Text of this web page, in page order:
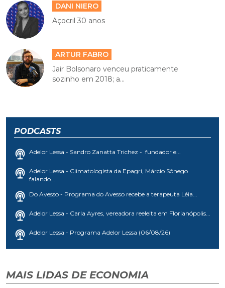
DANI NIERO
Açocril 30 anos
ARTUR FABRO
Jair Bolsonaro venceu praticamente
sozinho em 2018; a...
PODCASTS
Adelor Lessa - Sandro Zanatta Trichez - fundador e...
Adelor Lessa - Climatologista da Epagri, Márcio Sônego
falando...
Do Avesso - Programa do Avesso recebe a terapeuta Léia...
Adelor Lessa - Carla Ayres, vereadora reeleita em Florianópolis...
Adelor Lessa - Programa Adelor Lessa (06/08/26)
MAIS LIDAS DE ECONOMIA